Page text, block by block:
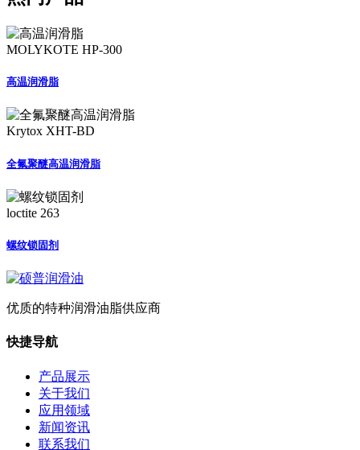
MOLYKOTE HP-300
高温润滑脂
Krytox XHT-BD
全氟聚醚高温润滑脂
loctite 263
螺纹锁固剂
优质的特种润滑油脂供应商
快捷导航
产品展示
关于我们
应用领域
新闻资讯
联系我们